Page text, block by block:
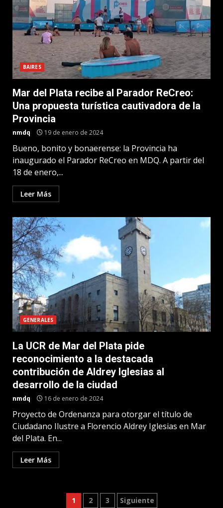
BAIRES
Mar del Plata recibe al Parador ReCreo:
Una propuesta turística cautivadora de la
Provincia
nmdq 19 de enero de 2024
Bueno, bonito y bonaerense: la Provincia ha
inaugurado el Parador ReCreo en MDQ. A partir del
18 de enero,...
Leer Más
GENERALES
La UCR de Mar del Plata pide
reconocimiento a la destacada
contribución de Aldrey Iglesias al
desarrollo de la ciudad
nmdq 16 de enero de 2024
Proyecto de Ordenanza para otorgar el título de
Ciudadano Ilustre a Florencio Aldrey Iglesias en Mar
del Plata. En...
Leer Más
Paginación
1 2 3 Siguiente